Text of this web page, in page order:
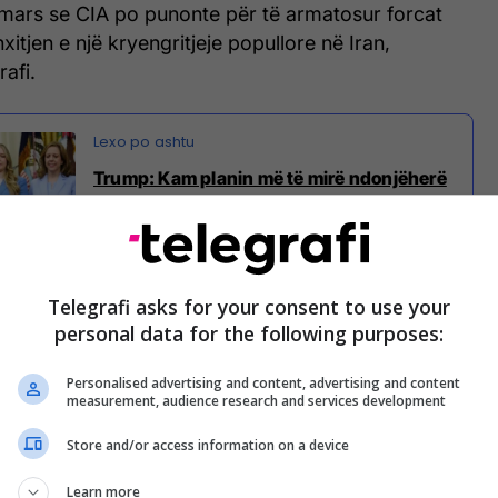
se CIA po punonte për të armatosur forcat
e një kryengritjeje popullore në Iran,
Trump: Kam planin më të mirë ndonjëherë
për t'i dhënë fund luftës me Iranin
e dinte që përpjekja nuk do të funksiononte.
të funksiononte, meqë ra fjala, thjesht duhet ta
me atë që bënë. Ata i dhanë. Thashë se nuk
atje. Dhe kisha të drejtë", tha ai.
Telegrafi asks for your consent to use your
personal data for the following purposes:
Personalised advertising and content, advertising and content
measurement, audience research and services development
Store and/or access information on a device
Learn more